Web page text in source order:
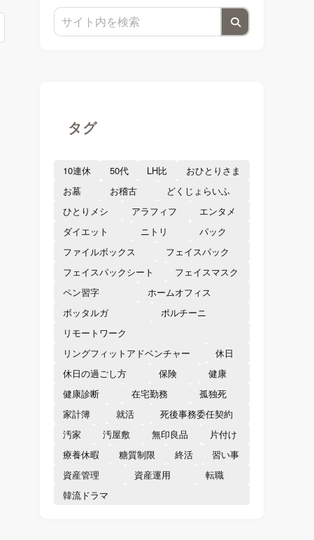
タグ
10連休 50代 LH比
おひとりさま
お墓
お稽古
どくじょらいふ
ひとりメシ
アラフィフ
エンタメ
ダイエット
ニトリ
パック
ファイルボックス
フェイスパック
フェイスパックシート
フェイスマスク
ペン習字
ホームオフィス
ボッタルガ
ポルチーニ
リモートワーク
リングフィットアドベンチャー
休日
休日の過ごし方
保険
健康
健康診断
在宅勤務
孤独死
家計簿
就活
死後事務委任契約
汚家
汚屋敷 無印良品
片付け
療養休暇
糖質制限 終活
習い事
資産管理
資産運用
転職
韓流ドラマ